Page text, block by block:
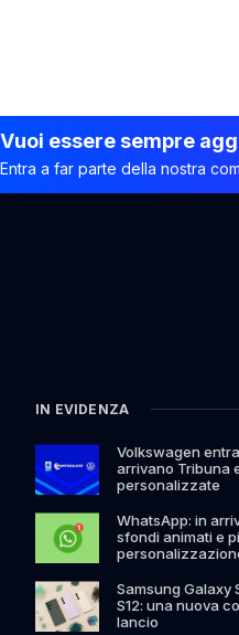
Vuoi essere sempre
Entra a far parte della nostra
IN EVIDENZA
Volkswagen
arrivano Tribuna
personalizzate
WhatsApp: in
sfondi animati e
Samsung Galaxy
S12: una nuova
lancio